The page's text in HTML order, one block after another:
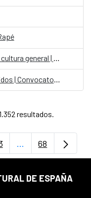
Listado de resultado de prueba de cultura general | Convocatoria para personal laboral fijo en el CCEJS
resultados.
Use TAB para
...PáginasPágina
68
DE ESPAÑA